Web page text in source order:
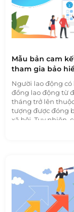
Mẫu bản cam
tham gia bảo
Người lao động có
đồng lao động từ
tháng trở lên
tượng được đóng
xã hội. Tuy nhiên,
này. Người lao
bản cam kết
gia bảo hiểm xã
đến khi lấy được sổ
hiểm và nộp lại
Tham khảo mẫu